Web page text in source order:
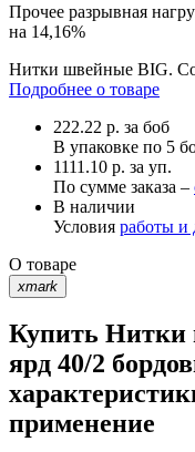
Прочее разрывная
на 14,16%
Нитки швейные BIG.
Подробнее о товаре
222.22 р. за боб
В упаковке по 5
1111.10 р. за уп.
По сумме заказа –
В наличии
Условия работы и
О товаре
xmark
Купить
ярд 40/2
применение